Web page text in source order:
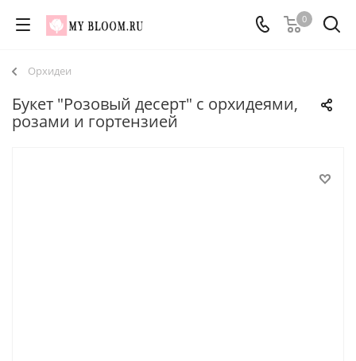
0
Орхидеи
Букет "Розовый десерт" с орхидеями,
розами и гортензией